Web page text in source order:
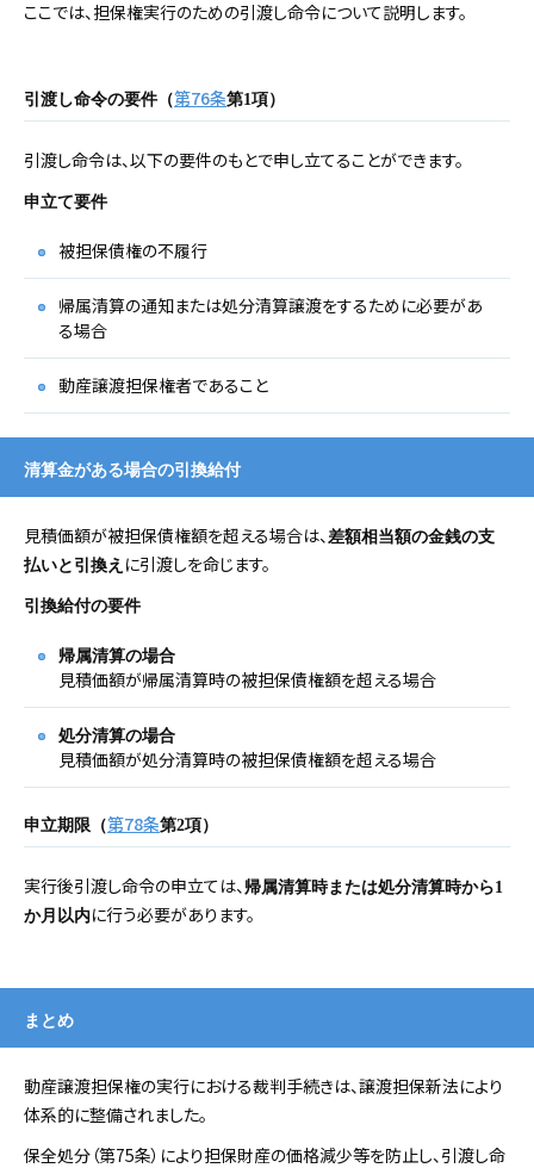
ここでは、担保権実行のための引渡し命令について説明します。
引渡し命令の要件（第76条第1項）
引渡し命令は、以下の要件のもとで申し立てることができます。
申立て要件
被担保債権の不履行
帰属清算の通知または処分清算譲渡をするために必要があ
る場合
動産譲渡担保権者であること
清算金がある場合の引換給付
見積価額が被担保債権額を超える場合は、 差額相当額の金銭の支
払いと引換え に引渡しを命じます。
引換給付の要件
帰属清算の場合
見積価額が帰属清算時の被担保債権額を超える場合
処分清算の場合
見積価額が処分清算時の被担保債権額を超える場合
申立期限（第78条第2項）
実行後引渡し命令の申立ては、 帰属清算時または処分清算時から1
か月以内に行う必要があります。
まとめ
動産譲渡担保権の実行における裁判手続きは、譲渡担保新法により
体系的に整備されました。
保全処分（第75条）により担保財産の価格減少等を防止し、引渡し命